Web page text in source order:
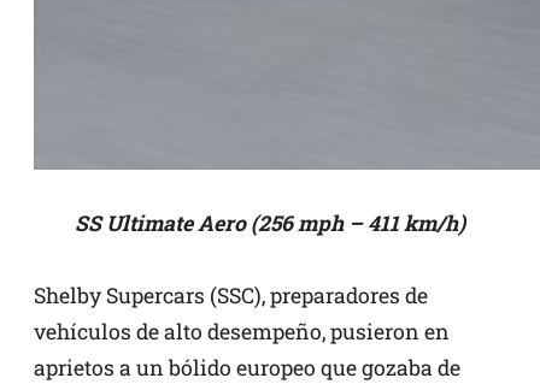
SS Ultimate Aero (256 mph – 411 km/h)
Shelby Supercars (SSC), preparadores de
vehículos de alto desempeño, pusieron en
aprietos a un bólido europeo que gozaba de